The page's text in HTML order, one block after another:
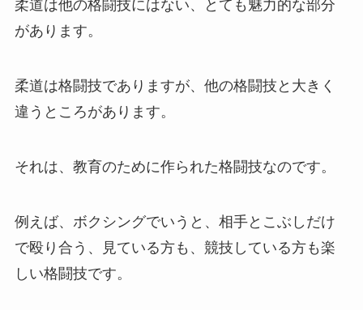
柔道は他の格闘技にはない、とても魅力的な部分
があります。
柔道は格闘技でありますが、他の格闘技と大きく
違うところがあります。
それは、教育のために作られた格闘技なのです。
例えば、ボクシングでいうと、相手とこぶしだけ
で殴り合う、見ている方も、競技している方も楽
しい格闘技です。